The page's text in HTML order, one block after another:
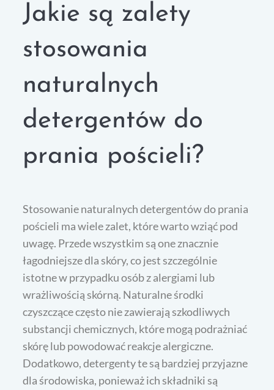
Jakie są zalety
stosowania
naturalnych
detergentów do
prania pościeli?
Stosowanie naturalnych detergentów do prania
pościeli ma wiele zalet, które warto wziąć pod
uwagę. Przede wszystkim są one znacznie
łagodniejsze dla skóry, co jest szczególnie
istotne w przypadku osób z alergiami lub
wrażliwością skórną. Naturalne środki
czyszczące często nie zawierają szkodliwych
substancji chemicznych, które mogą podrażniać
skórę lub powodować reakcje alergiczne.
Dodatkowo, detergenty te są bardziej przyjazne
dla środowiska, ponieważ ich składniki są